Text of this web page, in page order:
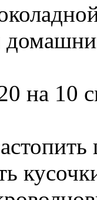
на 10